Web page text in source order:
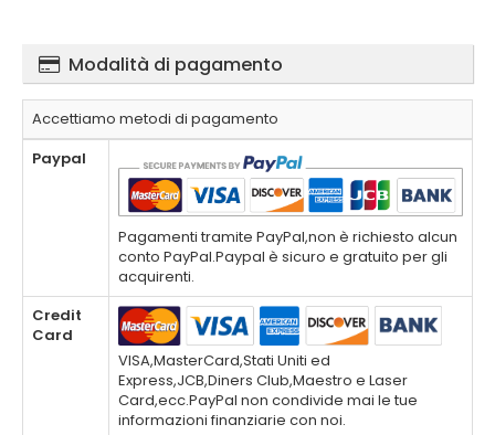
Modalità di pagamento
Accettiamo metodi di pagamento
Paypal
Pagamenti tramite PayPal,non è richiesto alcun
conto PayPal.Paypal è sicuro e gratuito per gli
acquirenti.
Credit
Card
VISA,MasterCard,Stati Uniti ed
Express,JCB,Diners Club,Maestro e Laser
Card,ecc.PayPal non condivide mai le tue
informazioni finanziarie con noi.